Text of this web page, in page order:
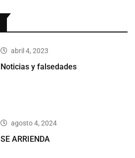
abril 4, 2023
Noticias y falsedades
agosto 4, 2024
SE ARRIENDA